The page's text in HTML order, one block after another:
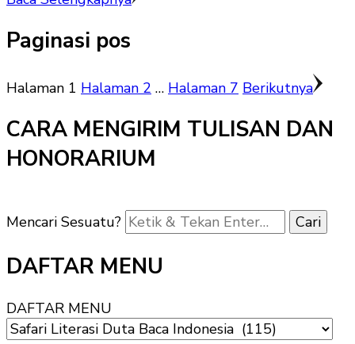
Paginasi pos
Halaman 1 Halaman 2 … Halaman 7 Berikutnya
CARA MENGIRIM TULISAN DAN
HONORARIUM
Mencari Sesuatu?
DAFTAR MENU
DAFTAR MENU